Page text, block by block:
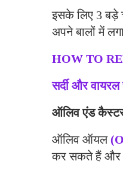
इसके लिए 3 बड़े
अपने बालों में
HOW TO
सर्दी और
ऑलिव एंड
ऑलिव ऑयल
कर सकते हैं और